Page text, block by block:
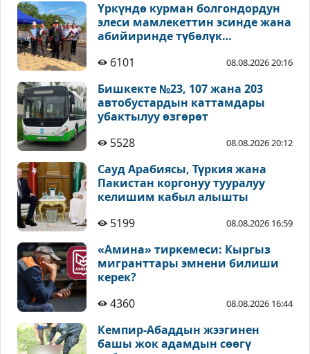
Үркүндө курман болгондордун
элеси мамлекеттин эсинде жана
абийиринде түбөлүк
6101
08.08.2026 20:16
Бишкекте №23, 107 жана 203
автобустардын каттамдары
убактылуу өзгөрөт
5528
08.08.2026 20:12
Сауд Арабиясы, Түркия жана
Пакистан коргонуу тууралуу
келишим кабыл алышты
5199
08.08.2026 16:59
«Амина» тиркемеси: Кыргыз
мигранттары эмнени билиши
керек?
4360
08.08.2026 16:44
Кемпир-Абаддын жээгинен
башы жок адамдын сөөгү